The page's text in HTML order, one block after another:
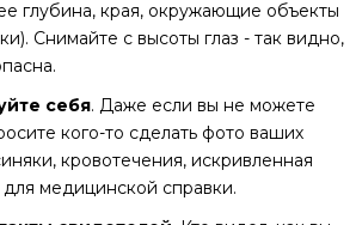
глубина, края, окружающие объекты
Снимайте с высоты глаз - так видно,
себя. Даже если вы не можете
кого-то сделать фото ваших
кровотечения, искривленная
медицинской справки.